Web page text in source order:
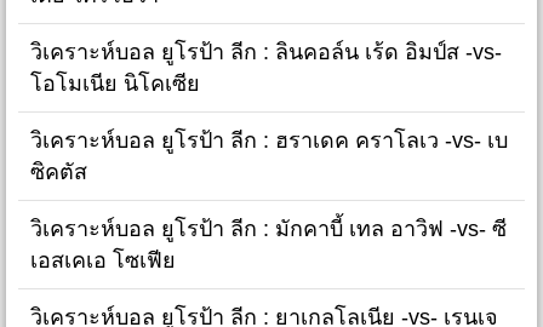
วิเคราะห์บอล ยูโรป้า ลีก : ลินคอล์น เร้ด อิมป์ส -vs-
โอโมเนีย นิโคเซีย
วิเคราะห์บอล ยูโรป้า ลีก : ฮราเดค คราโลเว -vs- เบ
ซิคตัส
วิเคราะห์บอล ยูโรป้า ลีก : มักคาบี้ เทล อาวิฟ -vs- ซี
เอสเคเอ โซเฟีย
วิเคราะห์บอล ยูโรป้า ลีก : ยาเกลโลเนีย -vs- เรนเจ